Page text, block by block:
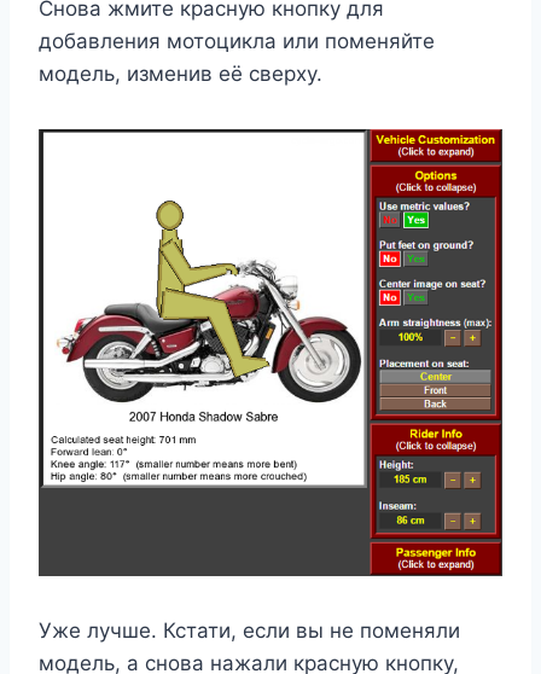
Снова жмите красную кнопку для
добавления мотоцикла или поменяйте
модель, изменив её сверху.
Уже лучше. Кстати, если вы не поменяли
модель, а снова нажали красную кнопку,